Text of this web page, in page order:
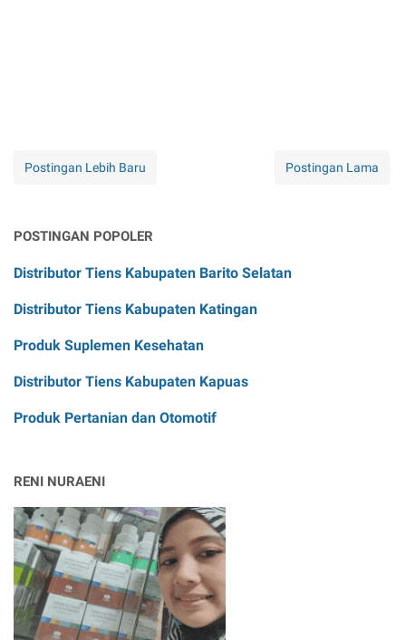
Postingan Lebih Baru Postingan Lama
POSTINGAN POPOLER
Distributor Tiens Kabupaten Barito Selatan
Distributor Tiens Kabupaten Katingan
Produk Suplemen Kesehatan
Distributor Tiens Kabupaten Kapuas
Produk Pertanian dan Otomotif
RENI NURAENI